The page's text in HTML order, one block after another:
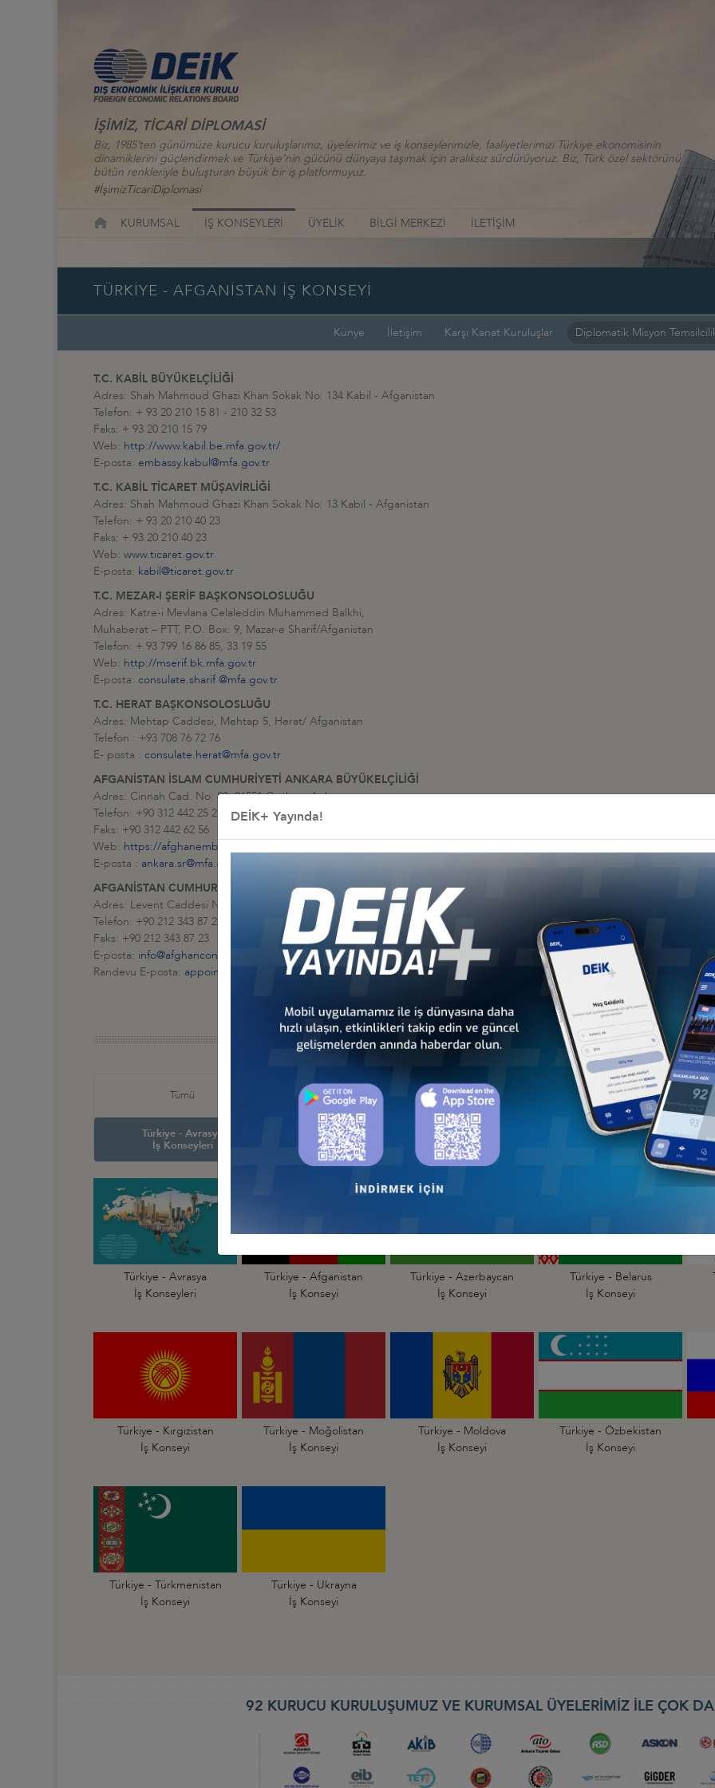
İŞİMİZ, TİCARİ DİPLOMASİ
Biz, 1985’ten günümüze kurucu kuruluşlarımız, üyelerimiz ve iş konseylerimizle, faaliyetlerimizi Türkiye ekonomisinin
dinamiklerini güçlendirmek ve Türkiye’nin gücünü dünyaya taşımak için aralıksız sürdürüyoruz. Biz, Türk özel sektörünü
bütün renkleriyle buluşturan büyük bir iş platformuyuz.
#İşimizTicariDiplomasi
KURUMSAL İŞ KONSEYLERİ ÜYELİK BİLGİ MERKEZİ İLETİŞİM
TÜRKİYE - AFGANİSTAN İŞ KONSEYİ
Künye İletişim Karşı Kanat Kuruluşlar Diplomatik Misyon
T.C. KABİL BÜYÜKELÇİLİĞİ
Adres: Shah Mahmoud Ghazi Khan Sokak No: 134 Kabil - Afganistan
Telefon: + 93 20 210 15 81 - 210 32 53
Faks: + 93 20 210 15 79
Web: http://www.kabil.be.mfa.gov.tr/
E-posta: embassy.kabul@mfa.gov.tr
T.C. KABİL TİCARET MÜŞAVİRLİĞİ
Adres: Shah Mahmoud Ghazi Khan Sokak No: 13 Kabil - Afganistan
Telefon: + 93 20 210 40 23
Faks: + 93 20 210 40 23
Web: www.ticaret.gov.tr
E-posta: kabil@ticaret.gov.tr
T.C. MEZAR-I ŞERİF BAŞKONSOLOSLUĞU
Adres: Katre-i Mevlana Celaleddin Muhammed Balkhi,
Muhaberat – PTT, P.O. Box: 9, Mazar-e Sharif/Afganistan
Telefon: + 93 799 16 86 85, 33 19 55
Web: http://mserif.bk.mfa.gov.tr
E-posta: consulate.sharif @mfa.gov.tr
T.C. HERAT BAŞKONSOLOSLUĞU
Adres: Mehtap Caddesi, Mehtap 5, Herat/ Afganistan
Telefon : +93 708 76 72 76
E- posta : consulate.herat@mfa.gov.tr
AFGANİSTAN İSLAM CUMHURİYETİ ANKARA BÜYÜKELÇİLİĞİ
Adres: Cinnah Cad. No: 88, 06551 Çankaya Ankara
Telefon: +90 312 442 25 23
Faks: +90 312 442 62 56
Web: https://afghanembassy.org.tr/
E-posta : ankara.sr@mfa.af
AFGANİSTAN CUMHURİYETİ İSTANBUL BAŞKONSOLOSLUĞU
Adres: Levent Caddesi No:28 1. Levent Beşiktaş İstanbul
Telefon: +90 212 343 87 22
Faks: +90 212 343 87 23
E-posta: info@afghanconsulate.org.tr
Randevu E-posta: appointment@afghanconsulate.org.tr
Diğer İş Konseyleri
Tümü
Türkiye - Afrika
İş Konseyleri
Türkiye - Kuzey Amerika
Türkiye -
Karayipler
Türkiye - Avrasya
İş Konseyleri
Türkiye - Avrupa
İş Konseyleri
İş
Türkiye - Avrasya
İş Konseyleri
Türkiye - Afganistan
İş Konseyi
Türkiye - Azerbaycan
İş Konseyi
Türkiye - Belarus
İş Konseyi
Türkiye - Kırgızistan
İş Konseyi
Türkiye - Moğolistan
İş Konseyi
Türkiye - Moldova
İş Konseyi
Türkiye - Özbekistan
İş Konseyi
Türkiye - Türkmenistan
İş Konseyi
Türkiye - Ukrayna
İş Konseyi
92 KURUCU KURULUŞUMUZ VE KURUMSAL ÜYELERİMİZ İLE ÇOK
DEİK+ Yayında!